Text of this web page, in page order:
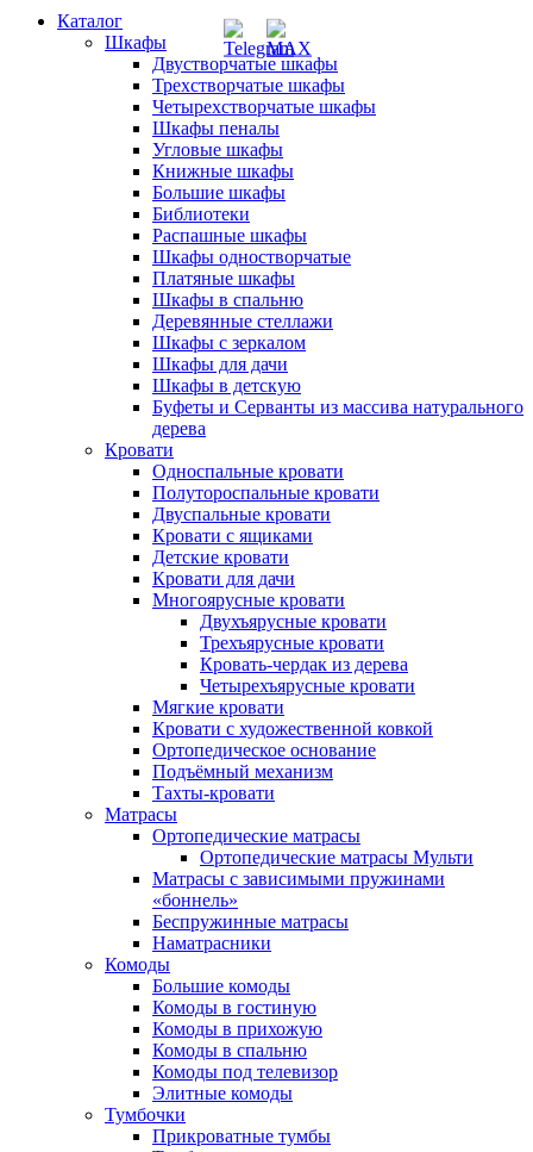
Каталог
Шкафы
Двустворчатые шкафы
Трехстворчатые шкафы
Четырехстворчатые шкафы
Шкафы пеналы
Угловые шкафы
Книжные шкафы
Большие шкафы
Библиотеки
Распашные шкафы
Шкафы одностворчатые
Платяные шкафы
Шкафы в спальню
Деревянные стеллажи
Шкафы с зеркалом
Шкафы для дачи
Шкафы в детскую
Буфеты и Серванты из массива натурального
дерева
Кровати
Односпальные кровати
Полутороспальные кровати
Двуспальные кровати
Кровати с ящиками
Детские кровати
Кровати для дачи
Многоярусные кровати
Двухъярусные кровати
Трехъярусные кровати
Кровать-чердак из дерева
Четырехъярусные кровати
Мягкие кровати
Кровати с художественной ковкой
Ортопедическое основание
Подъёмный механизм
Тахты-кровати
Матрасы
Ортопедические матрасы
Ортопедические матрасы Мульти
Матрасы с зависимыми пружинами
«боннель»
Беспружинные матрасы
Наматрасники
Комоды
Большие комоды
Комоды в гостиную
Комоды в прихожую
Комоды в спальню
Комоды под телевизор
Элитные комоды
Тумбочки
Прикроватные тумбы